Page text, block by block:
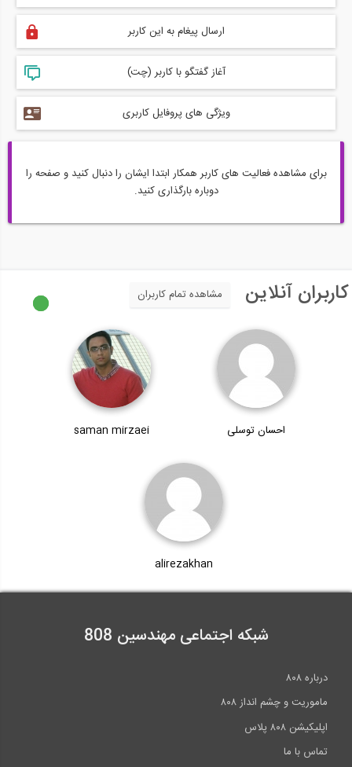
ارسال پیغام به این کاربر
آغاز گفتگو با کاربر (چت)
ویژگی های پروفایل کاربری
برای مشاهده فعالیت های کاربر همکار ابتدا ایشان را دنبال کنید و صفحه را
دوباره بارگذاری کنید.
کاربران آنلاین مشاهده تمام کاربران
احسان توسلی saman mirzaei
alirezakhan
شبکه اجتماعی مهندسین 808
درباره ۸۰۸
ماموریت و چشم انداز ۸۰۸
اپلیکیشن ۸۰۸ پلاس
تماس با ما